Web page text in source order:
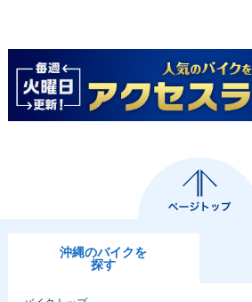
沖縄のバイクを
探す